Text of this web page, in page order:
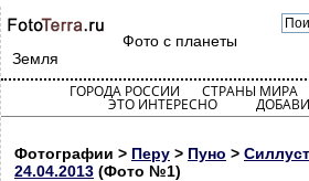
Фото с планеты
Земля
ГОРОДА РОССИИ СТРАНЫ МИРА
ЭТО ИНТЕРЕСНО
Фотографии > Перу > Пуно >
24.04.2013 (Фото №1)